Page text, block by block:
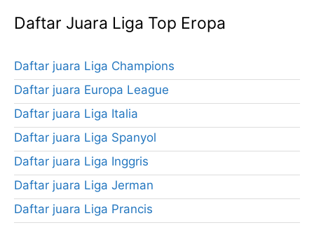
Daftar Juara Liga Top Eropa
Daftar juara Liga Champions
Daftar juara Europa League
Daftar juara Liga Italia
Daftar juara Liga Spanyol
Daftar juara Liga Inggris
Daftar juara Liga Jerman
Daftar juara Liga Prancis